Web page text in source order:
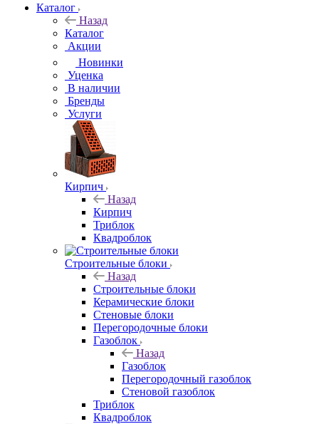
Каталог
Назад
Каталог
Акции
Новинки
Уценка
В наличии
Бренды
Услуги
Кирпич
Назад
Кирпич
Триблок
Квадроблок
Строительные блоки
Назад
Строительные блоки
Керамические блоки
Стеновые блоки
Перегородочные блоки
Газоблок
Назад
Газоблок
Перегородочный газоблок
Стеновой газоблок
Триблок
Квадроблок